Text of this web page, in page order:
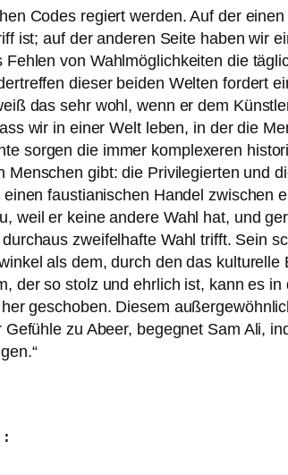
Codes regiert wer­den. Auf der
ist; auf der ande­ren Seite haben wir
Fehlen von Wahlmöglichkeiten die
die­ser bei­den Welten for­dert
das sehr wohl, wenn er dem
wir in einer Welt leben, in der die
sor­gen die immer kom­ple­xe­ren
Menschen gibt: die Privilegierten und
faus­tia­ni­schen Handel zwi­schen
weil er kei­ne ande­re Wahl hat, und
zwei­fel­haf­te Wahl trifft. Sein
als dem, durch den das
der so stolz und ehr­lich ist, kann es
gescho­ben. Diesem
Gefühle zu Abeer, begeg­net Sam Ali,
: